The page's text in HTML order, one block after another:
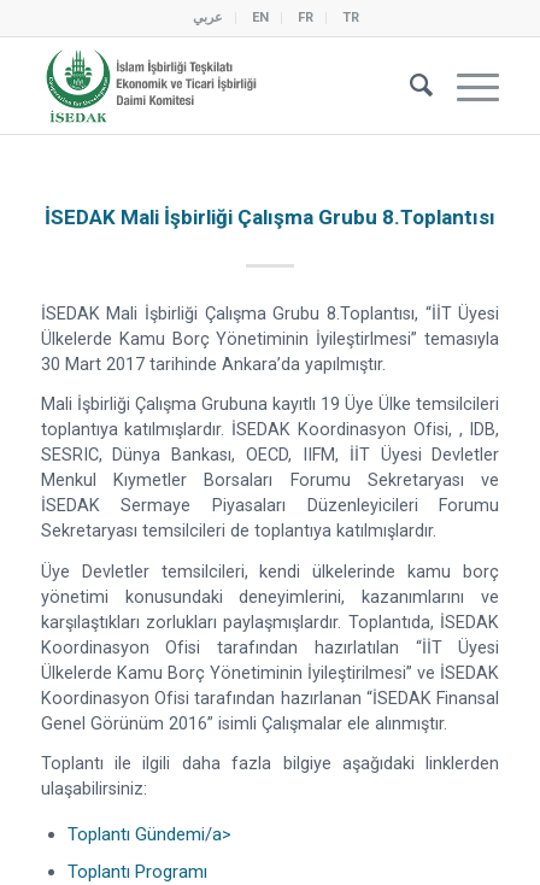
عربي EN FR TR
İSEDAK Mali İşbirliği Çalışma Grubu 8.Toplantısı
İSEDAK Mali İşbirliği Çalışma Grubu 8.Toplantısı, “İİT Üyesi
Ülkelerde Kamu Borç Yönetiminin İyileştirlmesi” temasıyla
30 Mart 2017 tarihinde Ankara’da yapılmıştır.
Mali İşbirliği Çalışma Grubuna kayıtlı 19 Üye Ülke temsilcileri
toplantıya katılmışlardır. İSEDAK Koordinasyon Ofisi, , IDB,
SESRIC, Dünya Bankası, OECD, IIFM, İİT Üyesi Devletler
Menkul Kıymetler Borsaları Forumu Sekretaryası ve
İSEDAK Sermaye Piyasaları Düzenleyicileri Forumu
Sekretaryası temsilcileri de toplantıya katılmışlardır.
Üye Devletler temsilcileri, kendi ülkelerinde kamu borç
yönetimi konusundaki deneyimlerini, kazanımlarını ve
karşılaştıkları zorlukları paylaşmışlardır. Toplantıda, İSEDAK
Koordinasyon Ofisi tarafından hazırlatılan “İİT Üyesi
Ülkelerde Kamu Borç Yönetiminin İyileştirilmesi” ve İSEDAK
Koordinasyon Ofisi tarafından hazırlanan “İSEDAK Finansal
Genel Görünüm 2016” isimli Çalışmalar ele alınmıştır.
Toplantı ile ilgili daha fazla bilgiye aşağıdaki linklerden
ulaşabilirsiniz:
Toplantı Gündemi/a>
Toplantı Programı